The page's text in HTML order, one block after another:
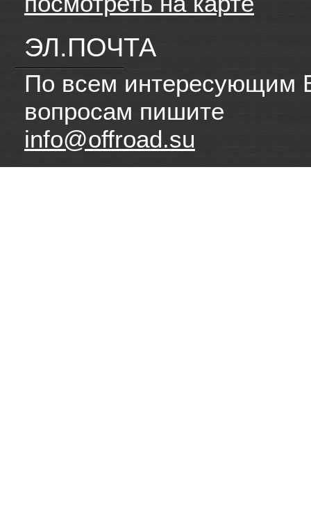
ЭЛ.ПОЧТА
По всем интересующим
вопросам пишите
info@offroad.su